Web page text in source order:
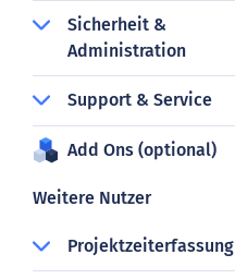
Sicherheit &
Administration
Support & Service
Add Ons (optional)
Weitere Nutzer
Projektzeiterfassung